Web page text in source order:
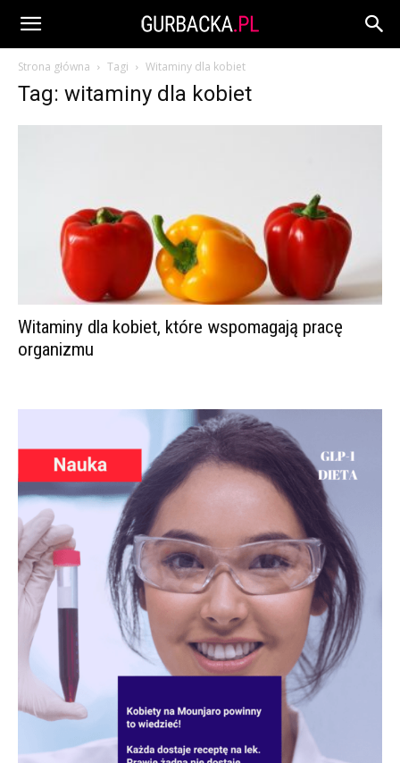
Strona główna Tagi Witaminy dla kobiet
Tag: witaminy dla kobiet
Witaminy dla kobiet, które wspomagają pracę
organizmu